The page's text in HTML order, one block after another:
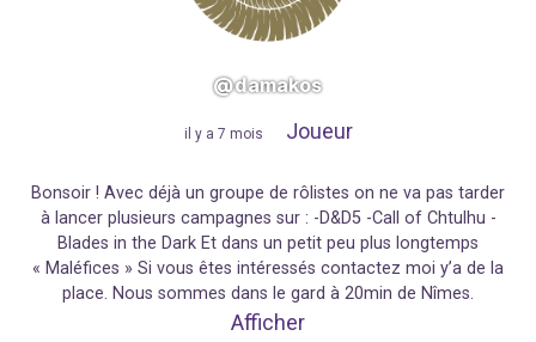
@damakos
il y a 7 mois Joueur
Bonsoir ! Avec déjà un groupe de rôlistes on ne va pas tarder
à lancer plusieurs campagnes sur : -D&D5 -Call of Chtulhu -
Blades in the Dark Et dans un petit peu plus longtemps
« Maléfices » Si vous êtes intéressés contactez moi y’a de la
place. Nous sommes dans le gard à 20min de Nîmes.
Afficher